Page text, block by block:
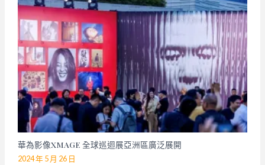
華為影像XMAGE 全球巡迴展亞洲區廣泛展開
2024 年 5 月 26 日